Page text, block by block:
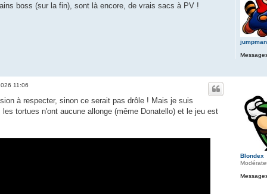
jumpman
boss (sur la fin), sont là encore, de vrais sacs à PV !
Blondex
11:06
à respecter, sinon ce serait pas drôle ! Mais je suis
tortues n'ont aucune allonge (même Donatello) et le jeu est